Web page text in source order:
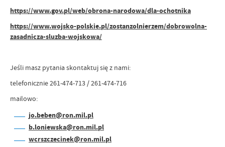
https://www.gov.pl/web/obrona-narodowa/dla-ochotnika
https://www.wojsko-polskie.pl/zostanzolnierzem/dobrowolna-
zasadnicza-sluzba-wojskowa/
Jeśli masz pytania skontaktuj się z nami:
telefonicznie 261-474-713 / 261-474-716
mailowo:
jo.beben@ron.mil.pl
b.loniewska@ron.mil.pl
wcrszczecinek@ron.mil.pl